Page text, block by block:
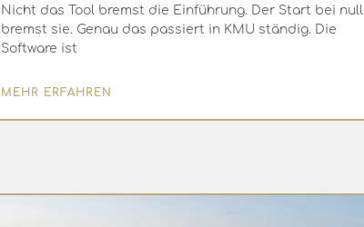
Nicht das Tool bremst die Einführung. Der Start bei null
bremst sie. Genau das passiert in KMU ständig. Die
Software ist
MEHR ERFAHREN